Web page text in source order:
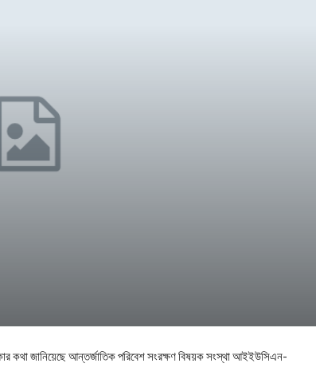
কথা জানিয়েছে আন্তর্জাতিক পরিবেশ সংরক্ষণ বিষয়ক সংস্থা আইইউসিএন-